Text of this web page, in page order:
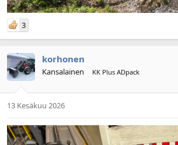
3
korhonen
Kansalainen KK Plus ADpack
13 Kesäkuu 2026